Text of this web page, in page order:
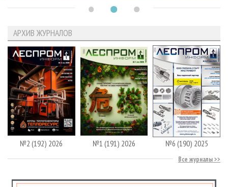
АРХИВ ЖУРНАЛОВ
№2 (192) 2026 №1 (191) 2026 №6 (190) 2025
Все журналы